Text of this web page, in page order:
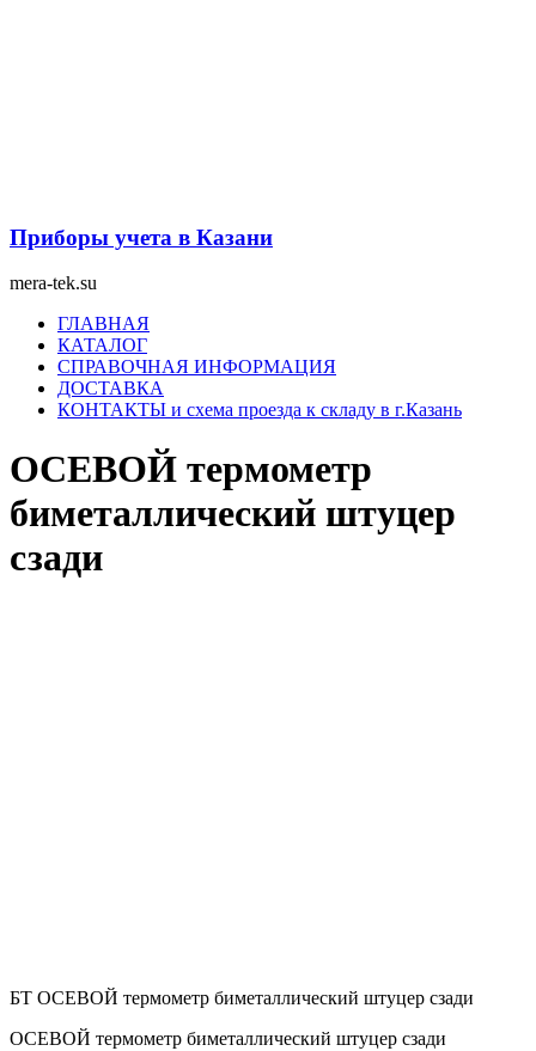
Приборы учета в Казани
mera-tek.su
МенюГЛАВНАЯ
КАТАЛОГ
СПРАВОЧНАЯ ИНФОРМАЦИЯ
ДОСТАВКА
КОНТАКТЫ и схема проезда к складу в г.Казань
ОСЕВОЙ термометр
биметаллический штуцер
сзади
БТ ОСЕВОЙ термометр биметаллический штуцер сзади
ОСЕВОЙ термометр биметаллический штуцер сзади